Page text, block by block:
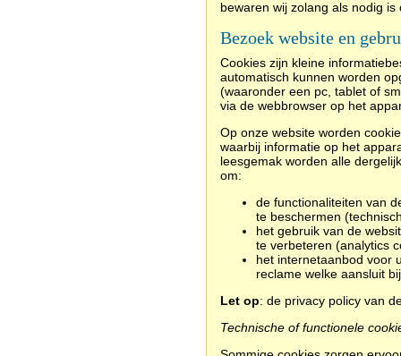
bewaren wij zolang als nodig
Bezoek website en
Cookies zijn kleine
automatisch kunnen worden
(waaronder een pc, tablet of
via de webbrowser op het
Op onze website worden
waarbij informatie op het
leesgemak worden alle
om:
de functionaliteiten van
te beschermen
het gebruik van de
te verbeteren (analytics
het internetaanbod voor
reclame welke aansluit
Let op: de privacy policy van
Technische of functionele